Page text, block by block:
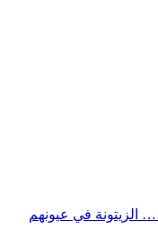
… الزيتونة في عيونهم